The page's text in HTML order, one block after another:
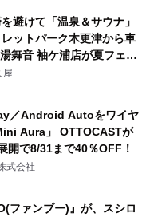
避けて「温泉＆サウナ」
ットパーク木更津から車
音 袖ケ浦店が夏フェア
供
屋
／Android Autoをワイヤ
Aura」 OTTOCASTが
開で8/31まで40％OFF！
式会社
ファンブー)』が、スシロ